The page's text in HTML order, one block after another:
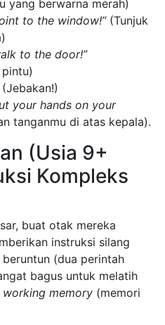
yang berwarna merah)
to the window!”(Tunjuk
to the door!”
your hands on your
tanganmu di atas kepala).
(Usia 9+
Kompleks
buat otak mereka
instruksi silang
(dua perintah
bagus untuk melatih
working memory (memori